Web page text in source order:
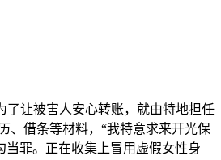
让被害人安心转账，就由特地担任
、借条等材料，“我特意求来开光保
当罪。正在收集上冒用虚假女性身